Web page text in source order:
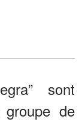
sont
de